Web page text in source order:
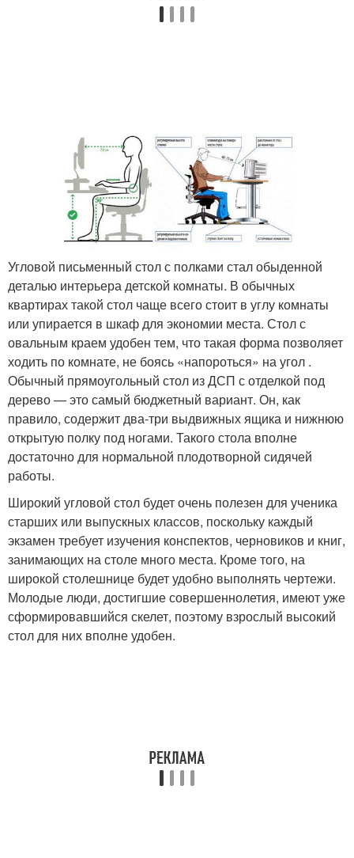
Угловой письменный стол с полками стал обыденной
деталью интерьера детской комнаты. В обычных
квартирах такой стол чаще всего стоит в углу комнаты
или упирается в шкаф для экономии места. Стол с
овальным краем удобен тем, что такая форма позволяет
ходить по комнате, не боясь «напороться» на угол .
Обычный прямоугольный стол из ДСП с отделкой под
дерево — это самый бюджетный вариант. Он, как
правило, содержит два-три выдвижных ящика и нижнюю
открытую полку под ногами. Такого стола вполне
достаточно для нормальной плодотворной сидячей
работы.
Широкий угловой стол будет очень полезен для ученика
старших или выпускных классов, поскольку каждый
экзамен требует изучения конспектов, черновиков и книг,
занимающих на столе много места. Кроме того, на
широкой столешнице будет удобно выполнять чертежи.
Молодые люди, достигшие совершеннолетия, имеют уже
сформировавшийся скелет, поэтому взрослый высокий
стол для них вполне удобен.